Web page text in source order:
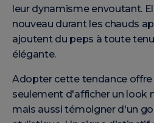
leur dynamisme envoutant.
nouveau durant les chauds
ajoutent du peps à toute
élégante.
Adopter cette tendance offre
seulement d'afficher un look
mais aussi témoigner d'un